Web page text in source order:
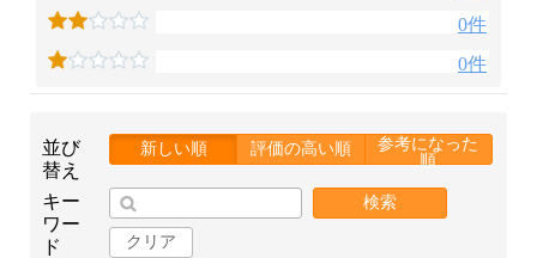
0件
0件
並び
替え
新しい順 評価の高い順
参考になった
順
キー
ワー
ド
検索
クリア